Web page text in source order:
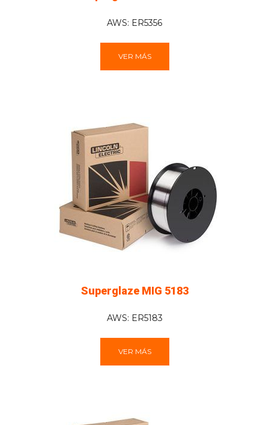
AWS: ER5356
VER MÁS
Superglaze MIG 5183
AWS: ER5183
VER MÁS